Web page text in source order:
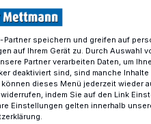
-Partner speichern und greifen auf
auf Ihrem Gerät zu. Durch Auswahl
Partner verarbeiten Daten, um
deaktiviert sind, sind manche
dieses Menü jederzeit wieder
indem Sie auf den Link
Einstellungen gelten innerhalb